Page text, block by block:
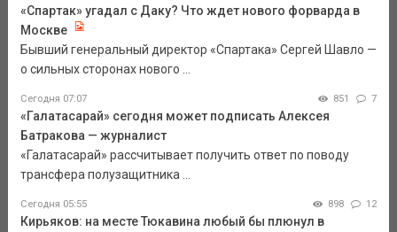
«Спартак» угадал с Даку? Что ждет нового форварда в
Москве
Бывший генеральный директор «Спартака» Сергей Шавло —
о сильных сторонах нового ...
Сегодня 07:07 851 7
«Галатасарай» сегодня может подписать Алексея
Батракова — журналист
«Галатасарай» рассчитывает получить ответ по поводу
трансфера полузащитника ...
Сегодня 05:55 898 12
Кирьяков: на месте Тюкавина любый бы плюнул в